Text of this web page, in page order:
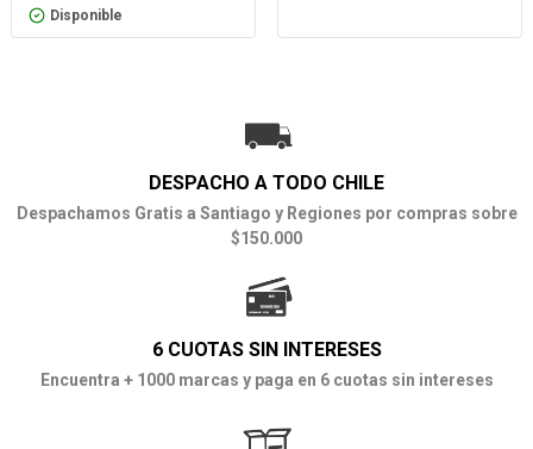
Disponible
DESPACHO A TODO CHILE
Despachamos Gratis a Santiago y Regiones por compras sobre
$150.000
6 CUOTAS SIN INTERESES
Encuentra + 1000 marcas y paga en 6 cuotas sin intereses